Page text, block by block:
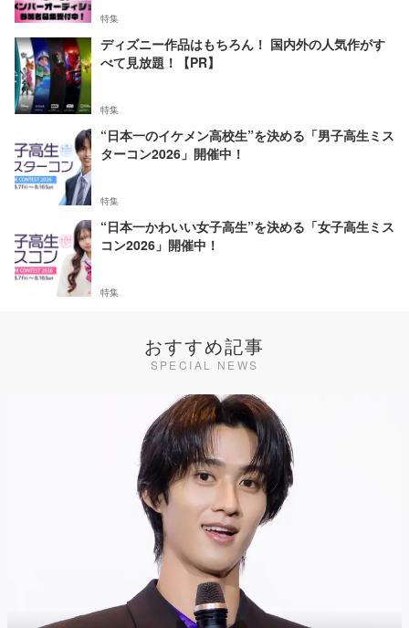
特集
ディズニー作品はもちろん！ 国内外の人気作がす
べて見放題！【PR】
特集
“日本一のイケメン高校生”を決める「男子高生ミス
ターコン2026」開催中！
特集
“日本一かわいい女子高生”を決める「女子高生ミス
コン2026」開催中！
特集
おすすめ記事
SPECIAL NEWS